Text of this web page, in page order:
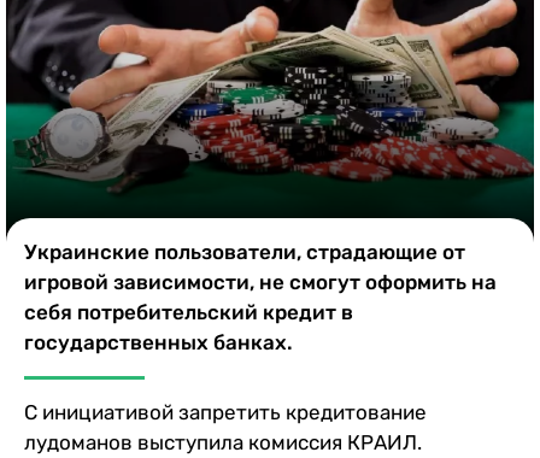
ЧЕ-2028
Букмекеры
Казино
Украинские пользователи, страдающие от
игровой зависимости, не смогут оформить на
себя потребительский кредит в
государственных банках.
С инициативой запретить кредитование
лудоманов выступила комиссия КРАИЛ.